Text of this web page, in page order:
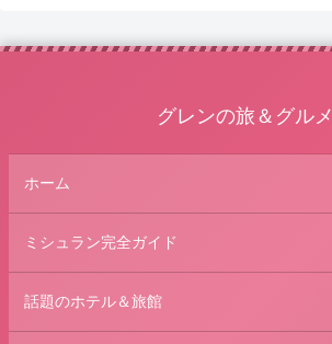
グレンの旅＆グルメ
ホーム
ミシュラン完全ガイド
話題のホテル＆旅館